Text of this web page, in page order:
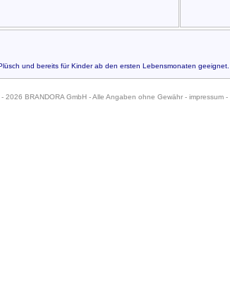
und bereits für Kinder ab den ersten Lebensmonaten geeignet.
2026 BRANDORA GmbH - Alle Angaben ohne Gewähr - impressum-